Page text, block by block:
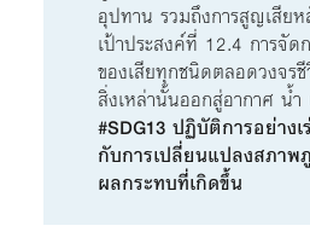
อุปทาน รวมถึงการสูญเสียห
เป้าประสงค์ที่ 12.4 การจัด
ของเสียทุกชนิดตลอดวงจร
สิ่งเหล่านั้นออกสู่อากาศ น้
#SDG13 ปฏิบัติการอย่าง
กับการเปลี่ยนแปลงสภาพ
ผลกระทบที่เกิดขึ้น